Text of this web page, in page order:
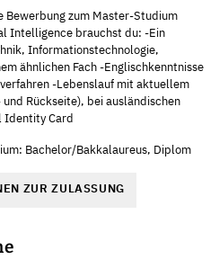
Bewerbung zum Master-Studium
Intelligence brauchst du: -Ein
Informationstechnologie,
ähnlichen Fach -Englischkenntnisse
-Lebenslauf mit aktuellem
Rückseite), bei ausländischen
Identity Card
Bachelor/Bakkalaureus, Diplom
ZUR ZULASSUNG